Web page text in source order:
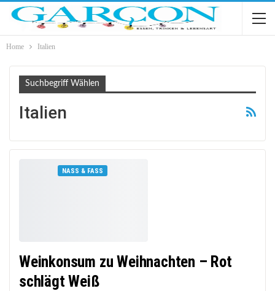
Home Italien
Suchbegriff Wählen
Italien
NASS & FASS
Weinkonsum zu Weihnachten – Rot
schlägt Weiß